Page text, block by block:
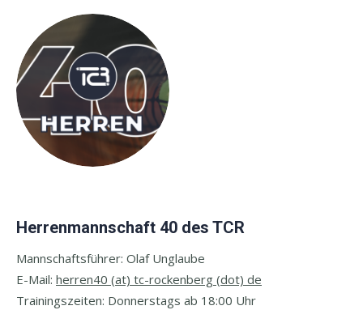
Herrenmannschaft 40 des TCR
Mannschaftsführer: Olaf Unglaube
E-Mail: herren40 (at) tc-rockenberg (dot) de
Trainingszeiten: Donnerstags ab 18:00 Uhr